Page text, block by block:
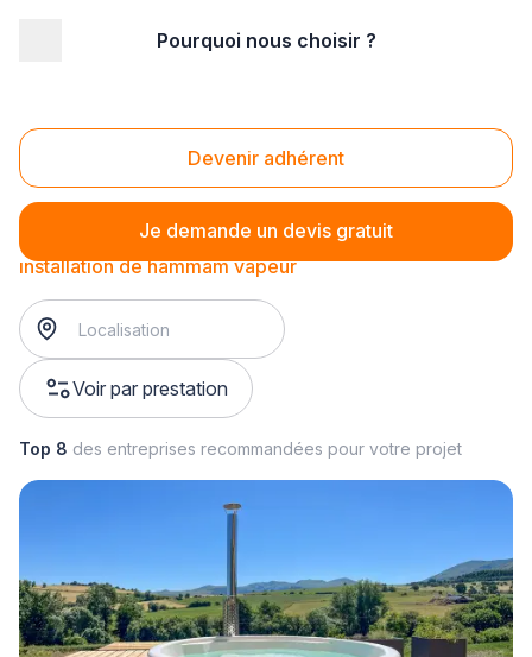
Pourquoi nous choisir ?
Devenir adhérent
Je demande un devis gratuit
Installation de hammam vapeur
installation de hammam vapeur
Voir par prestation
Top 8 des entreprises recommandées pour votre projet